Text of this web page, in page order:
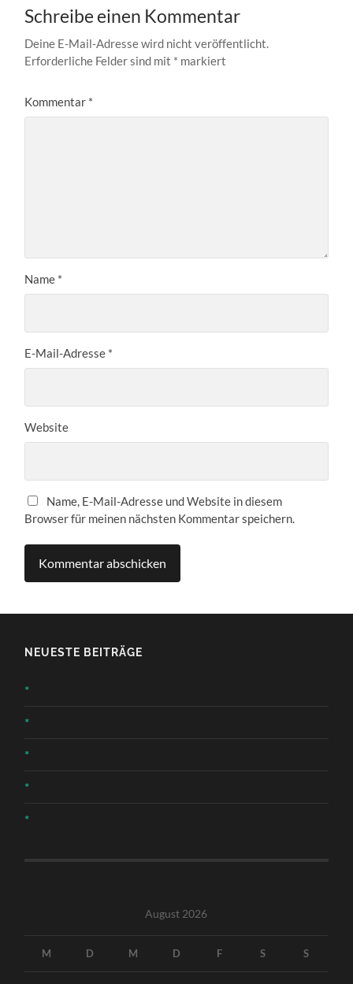
Schreibe einen Kommentar
Deine E-Mail-Adresse wird nicht veröffentlicht.
Erforderliche Felder sind mit * markiert
Kommentar *
Name *
E-Mail-Adresse *
Website
Name, E-Mail-Adresse und Website in diesem
Browser für meinen nächsten Kommentar speichern.
NEUESTE BEITRÄGE
*
*
*
*
*
August 2026
M D M D F S S